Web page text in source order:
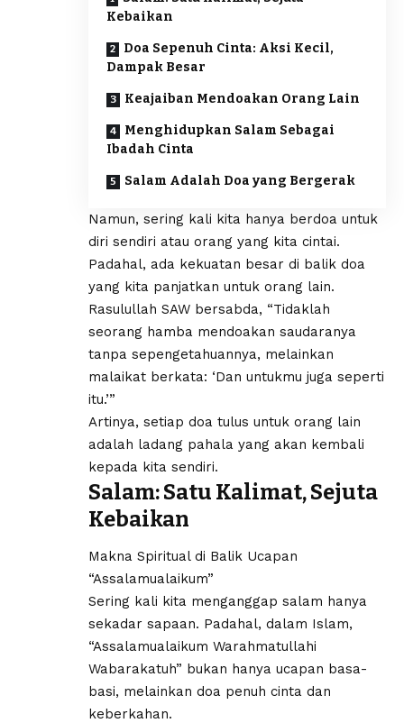
Kebaikan
Doa Sepenuh Cinta: Aksi Kecil,
Dampak Besar
Keajaiban Mendoakan Orang Lain
Menghidupkan Salam Sebagai
Ibadah Cinta
Salam Adalah Doa yang Bergerak
Namun, sering kali kita hanya berdoa untuk
diri sendiri atau orang yang kita cintai.
Padahal, ada kekuatan besar di balik doa
yang kita panjatkan untuk orang lain.
Rasulullah SAW bersabda, “Tidaklah
seorang hamba mendoakan saudaranya
tanpa sepengetahuannya, melainkan
malaikat berkata: ‘Dan untukmu juga seperti
itu.’”
Artinya, setiap doa tulus untuk orang lain
adalah ladang pahala yang akan kembali
kepada kita sendiri.
Salam: Satu Kalimat, Sejuta
Kebaikan
Makna Spiritual di Balik Ucapan
“Assalamualaikum”
Sering kali kita menganggap salam hanya
sekadar sapaan. Padahal, dalam Islam,
“Assalamualaikum Warahmatullahi
Wabarakatuh” bukan hanya ucapan basa-
basi, melainkan doa penuh cinta dan
keberkahan.